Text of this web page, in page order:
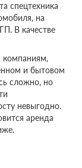
спецтехника
на
В качестве
компаниям,
и бытовом
сложно, но
невыгодно.
аренда